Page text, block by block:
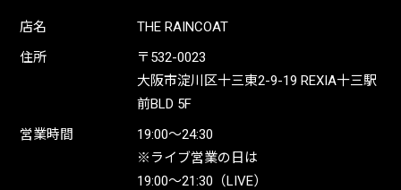
店名
THE RAINCOAT
住所
〒532-0023
大阪市淀川区十三東2-9-19 REXIA十三駅
前BLD 5F
営業時間
19:00〜24:30
※ライブ営業の日は
19:00〜21:30（LIVE）